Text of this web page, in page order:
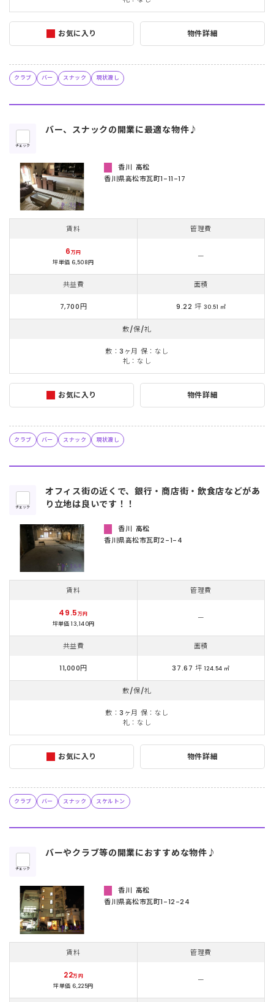
お気に入り 物件詳細
クラブ バー スナック 現状渡し
チェック
バー、スナックの開業に最適な物件♪
お気に入り 物件詳細
香川 高松
香川県高松市瓦町1-11-17
賃料 管理費
6万円
坪単価 6,508円
ー
共益費 面積
7,700円 9.22 坪 30.51 ㎡
敷/保/礼
敷：3ヶ月 保：なし
礼：なし
クラブ バー スナック 現状渡し
チェック
オフィス街の近くで、銀行・商店街・飲食店などがあ
り立地は良いです！！
お気に入り 物件詳細
香川 高松
香川県高松市瓦町2-1-4
賃料 管理費
49.5万円
坪単価 13,140円
ー
共益費 面積
11,000円 37.67 坪 124.54 ㎡
敷/保/礼
敷：3ヶ月 保：なし
礼：なし
クラブ バー スナック スケルトン
チェック
バーやクラブ等の開業におすすめな物件♪
香川 高松
香川県高松市瓦町1-12-24
賃料 管理費
22万円
坪単価 6,225円
ー